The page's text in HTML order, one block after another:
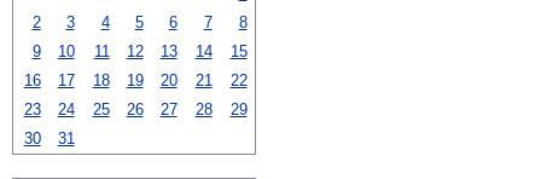
2
3 4 5 6 7
8
9
10 11 12 13 14
15
16
17 18 19 20 21
22
23
24 25 26 27 28
29
30
31